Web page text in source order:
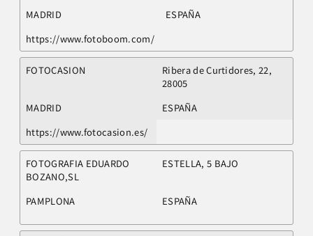
MADRID
ESPAÑA
https://www.fotoboom.com/
FOTOCASION
Ribera de Curtidores, 22,
28005
MADRID
ESPAÑA
https://www.fotocasion.es/
FOTOGRAFIA EDUARDO
BOZANO,SL
ESTELLA, 5 BAJO
PAMPLONA ESPAÑA